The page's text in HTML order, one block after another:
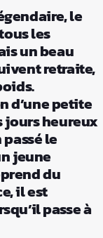
le
les
un beau
retraite,
d’une petite
jours heureux
le
jeune
du
il est
passe à